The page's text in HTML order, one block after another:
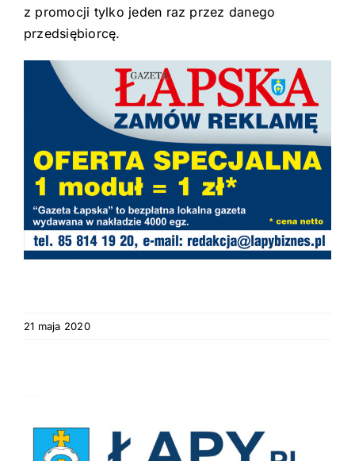
z promocji tylko jeden raz przez danego
przedsiębiorcę.
21 maja 2020